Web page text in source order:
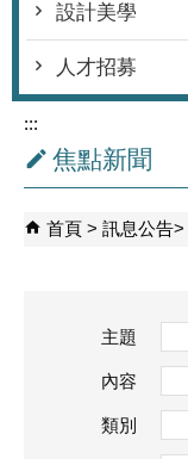
設計美學
人才招募
:::
焦點新聞
首頁 訊息公告
主題
內容
類別